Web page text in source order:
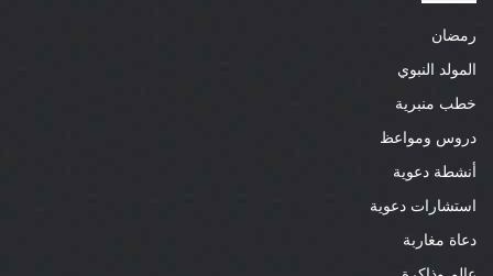
رمضان
المولد النبوي
خطب منبرية
دروس ومواعظ
أنشطة دعوية
استشارات دعوية
دعاة مغاربة